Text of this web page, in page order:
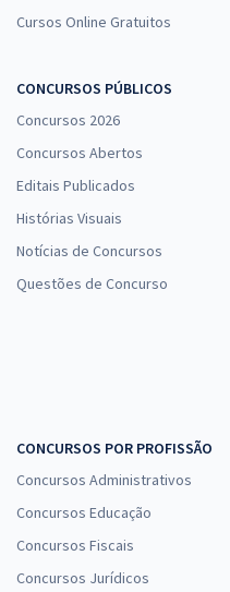
Cursos Online Gratuitos
CONCURSOS PÚBLICOS
Concursos 2026
Concursos Abertos
Editais Publicados
Histórias Visuais
Notícias de Concursos
Questões de Concurso
CONCURSOS POR PROFISSÃO
Concursos Administrativos
Concursos Educação
Concursos Fiscais
Concursos Jurídicos